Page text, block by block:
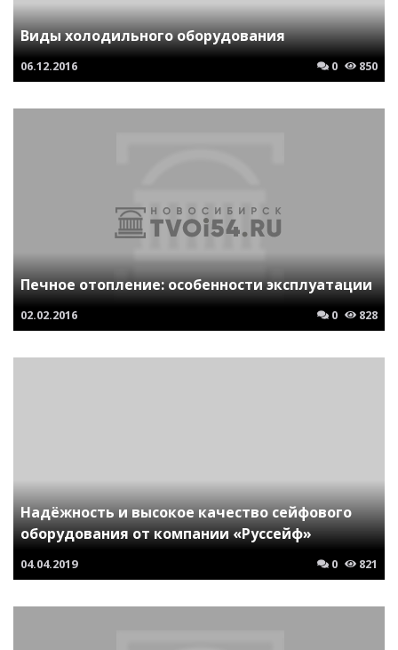
Виды холодильного оборудования
06.12.2016 0 850
Печное отопление: особенности эксплуатации
02.02.2016 0 828
Надёжность и высокое качество сейфового
оборудования от компании «Руссейф»
04.04.2019 0 821